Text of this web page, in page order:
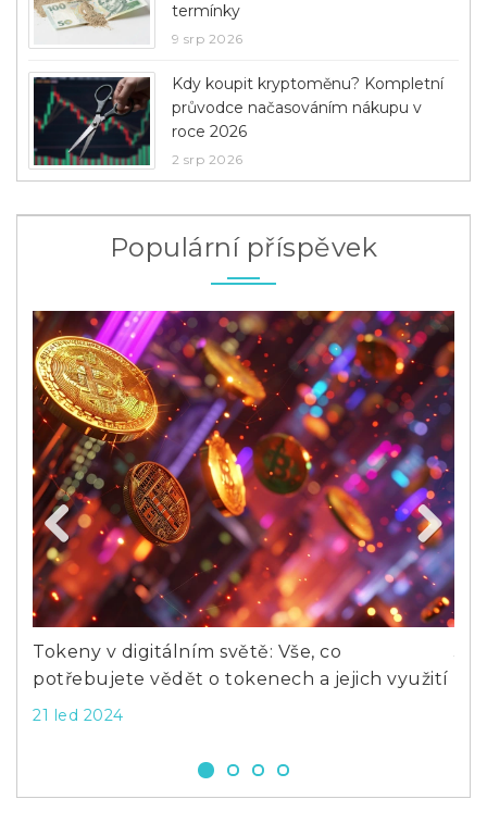
termínky
9 srp 2026
Kdy koupit kryptoměnu? Kompletní
průvodce načasováním nákupu v
roce 2026
2 srp 2026
Populární příspěvek
Tokeny v digitálním světě: Vše, co
potřebujete vědět o tokenech a jejich využití
21 led 2024
Previous Next